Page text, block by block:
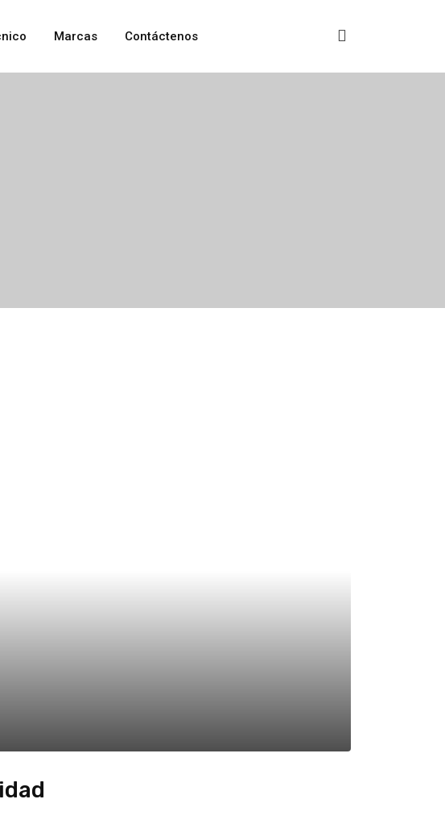
Marcas Contáctenos